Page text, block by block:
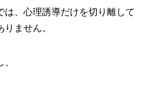
は、心理誘導だけを切り離して
ません。